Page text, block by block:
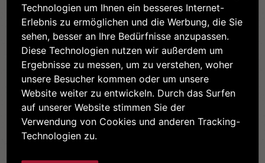
Technologien um Ihnen ein besseres Internet-
Erlebnis zu ermöglichen und die Werbung, die Sie
sehen, besser an Ihre Bedürfnisse anzupassen.
Diese Technologien nutzen wir außerdem um
Ergebnisse zu messen, um zu verstehen, woher
unsere Besucher kommen oder um unsere
Website weiter zu entwickeln. Durch das Surfen
auf unserer Website stimmen Sie der
Verwendung von Cookies und anderen Tracking-
Technologien zu.
3,2 g
3,2 g
2,9 g
0,15 g